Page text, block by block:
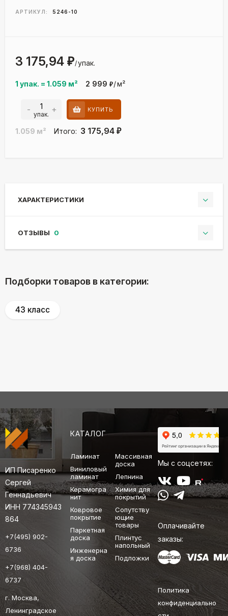
АРТИКУЛ: 5246-10
1 упак. = 1.059 м² 2 999 ₽/м²
3 175,94 ₽/упак.
- упак. + КУПИТЬ
1.059 м² Итого: 3 175,94 ₽
ХАРАКТЕРИСТИКИ
ОТЗЫВЫ 0
Подборки товаров в категории:
43 класс
ИП Писаренко
Сергей
Геннадьевич
ИНН 774345943
864
+7(495) 902-
6736
+7(968) 404-
6737
г. Москва,
Ленинградское
КАТАЛОГ
Ламинат
Виниловый
ламинат
Керамогра
нит
Ковровое
покрытие
Паркетная
доска
Инженерна
я доска
Массивная
доска
Лепнина
Химия для
покрытий
Сопутству
ющие
товары
Плинтус
напольный
Подложки
Мы с соцсетях:
Оплачивайте
заказы:
Политика
конфиденциально